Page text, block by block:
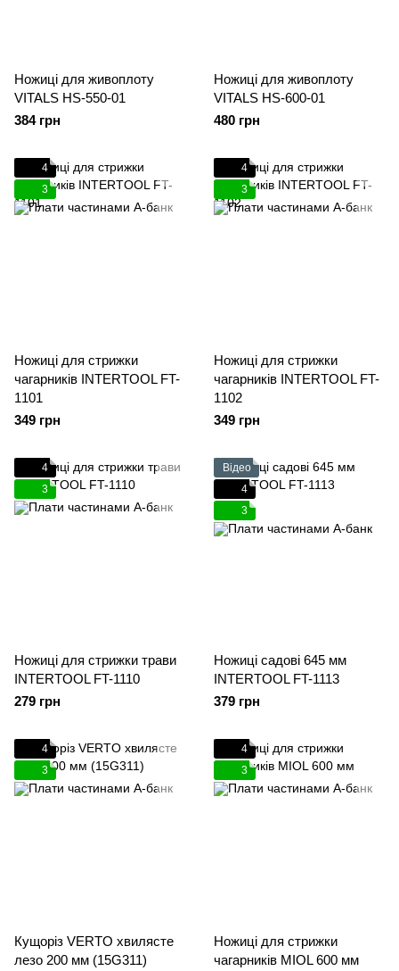
Ножиці для живоплоту
VITALS HS-550-01
384 грн
Ножиці для живоплоту
VITALS HS-600-01
480 грн
4
3
Ножиці для стрижки
чагарників INTERTOOL FT-
1101
349 грн
4
3
Ножиці для стрижки
чагарників INTERTOOL FT-
1102
349 грн
4
3
Ножиці для стрижки трави
INTERTOOL FT-1110
279 грн
Відео
4
3
Ножиці садові 645 мм
INTERTOOL FT-1113
379 грн
4
3
Кущоріз VERTO хвилясте
лезо 200 мм (15G311)
4
3
Ножиці для стрижки
чагарників MIOL 600 мм